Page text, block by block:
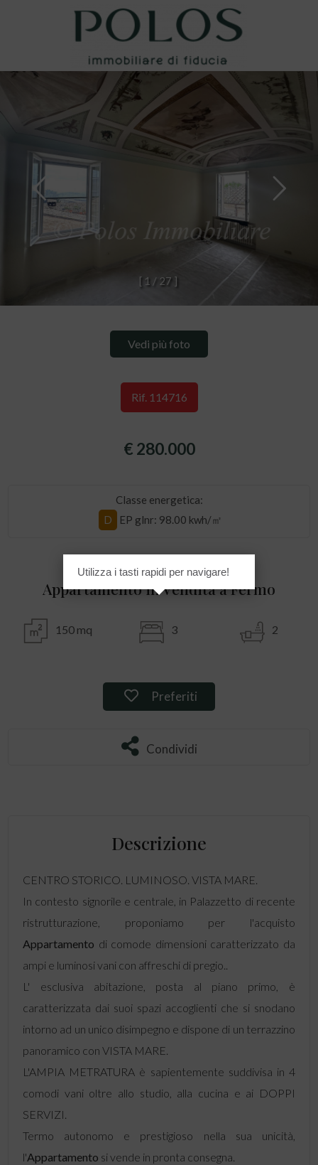
[ 1 / 27 ]
Vedi più foto
Rif. 114716
€ 280.000
Classe energetica:
D
EP glnr: 98.00 kwh/㎡
Appartamento in Vendita a Fermo
150 mq 3 2
Preferiti: Rif. 114716
Preferiti
Condividi
Condividi
Descrizione
CENTRO STORICO. LUMINOSO. VISTA MARE.
In contesto signorile e centrale, in Palazzetto di recente
ristrutturazione, proponiamo per l'acquisto
Appartamento di comode dimensioni caratterizzato da
ampi e luminosi vani con affreschi di pregio..
L' esclusiva abitazione, posta al piano primo, è
caratterizzata dai suoi spazi accoglienti che si snodano
intorno ad un unico disimpegno e dispone di un terrazzino
panoramico con VISTA MARE.
L'AMPIA METRATURA è sapientemente suddivisa in 4
comodi vani oltre allo studio, alla cucina e ai DOPPI
SERVIZI.
Termo autonomo e prestigioso nella sua unicità,
l'Appartamento si vende in pronta consegna.
Utilizza i tasti rapidi per navigare!